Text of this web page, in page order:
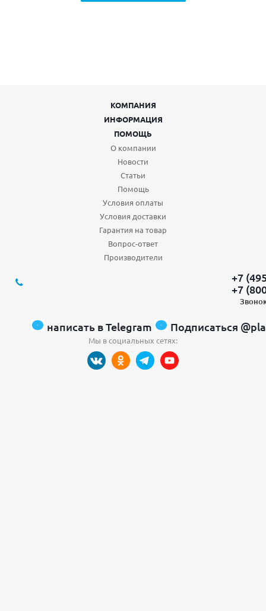
КОМПАНИЯ
ИНФОРМАЦИЯ
ПОМОЩЬ
О компании
Новости
Статьи
Помощь
Условия оплаты
Условия доставки
Гарантия на товар
Вопрос-ответ
Производители
+7
+7
написать в Telegram Подписаться
Мы в социальных сетях: